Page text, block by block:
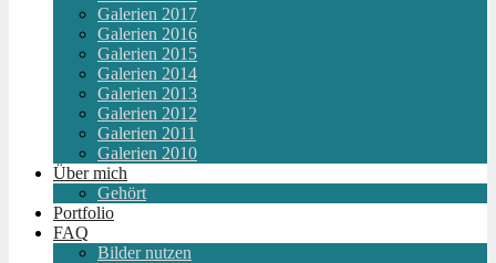
Galerien 2017
Galerien 2016
Galerien 2015
Galerien 2014
Galerien 2013
Galerien 2012
Galerien 2011
Galerien 2010
Über mich
Gehört
Portfolio
FAQ
Bilder nutzen